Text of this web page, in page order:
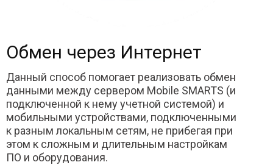
Обмен через Интернет
Данный способ помогает реализовать обмен
данными между сервером Mobile SMARTS (и
подключенной к нему учетной системой) и
мобильными устройствами, подключенными
к разным локальным сетям, не прибегая при
этом к сложным и длительным настройкам
ПО и оборудования.